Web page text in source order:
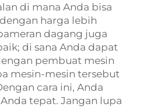
di mana Anda bisa
harga lebih
dagang juga
di sana Anda dapat
pembuat mesin
mesin-mesin tersebut
cara ini, Anda
tepat. Jangan lupa